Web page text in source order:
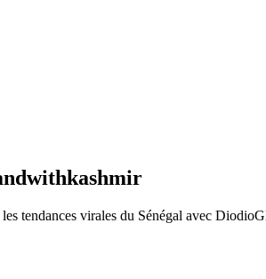
tendances virales du Sénégal avec